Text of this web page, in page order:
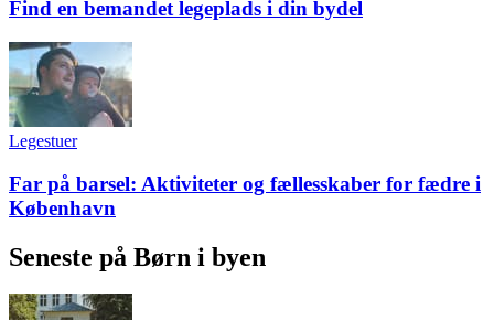
Find en bemandet legeplads i din bydel
Legestuer
Far på barsel: Aktiviteter og fællesskaber for fædre i
København
Seneste på Børn i byen